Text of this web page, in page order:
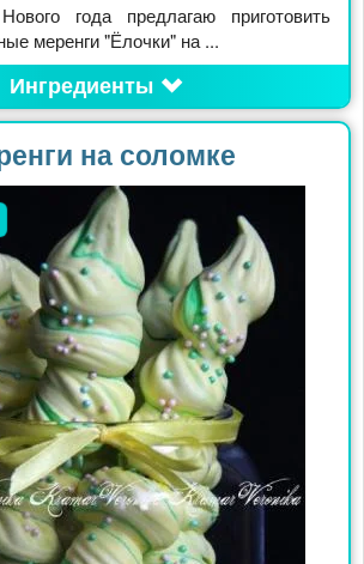
года предлагаю приготовить
меренги "Ёлочки" на ...
Ингредиенты
на соломке